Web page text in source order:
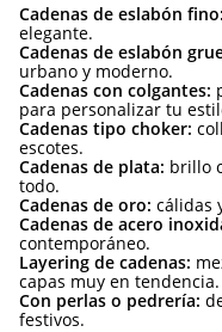
Cadenas de eslabón fino:
elegante.
Cadenas de eslabón
urbano y moderno.
Cadenas con colgantes:
para personalizar tu
Cadenas tipo choker:
escotes.
Cadenas de plata: brillo
todo.
Cadenas de oro: cálidas
Cadenas de acero
contemporáneo.
Layering de cadenas:
capas muy en tendencia.
Con perlas o pedrería:
festivos.